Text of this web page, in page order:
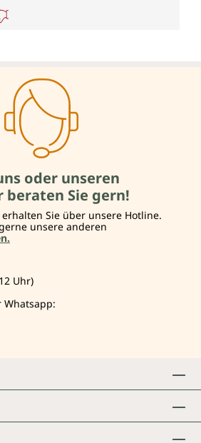
oder unseren
beraten Sie gern!
Sie über unsere Hotline.
unsere anderen
Uhr)
Whatsapp: